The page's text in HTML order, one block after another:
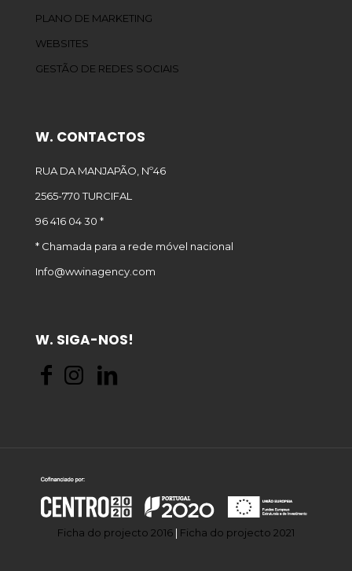
PLANO DE MARKETING
WEBSITES
GESTÃO DE REDES SOCIAIS
W. CONTACTOS
RUA DA MANJAPÃO, Nº46
2565-770 TURCIFAL
96 416 04 30 *
* Chamada para a rede móvel nacional
Info@wwinagency.com
W. SIGA-NOS!
Ficha do projecto 2016 | Ficha do projecto 2021